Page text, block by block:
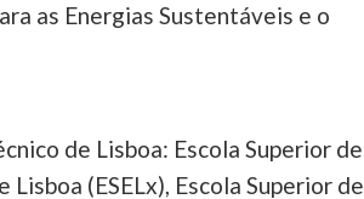
as Energias Sustentáveis e o
de Lisboa: Escola Superior de
Lisboa (ESELx), Escola Superior de